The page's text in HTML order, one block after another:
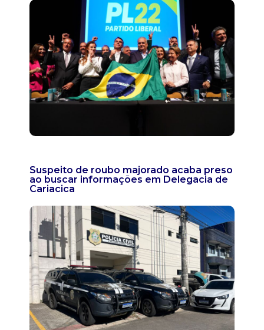
Suspeito de roubo majorado acaba preso
ao buscar informações em Delegacia de
Cariacica